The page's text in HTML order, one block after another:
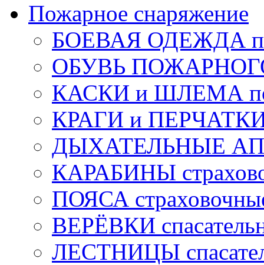
Пожарное снаряжение
БОЕВАЯ ОДЕЖДА
ОБУВЬ
КАСКИ и ШЛЕМА
КРАГИ и ПЕРЧАТКИ
ДЫХАТЕЛЬНЫЕ
КАРАБИНЫ
ПОЯСА
ВЕРЁВКИ
ЛЕСТНИЦЫ